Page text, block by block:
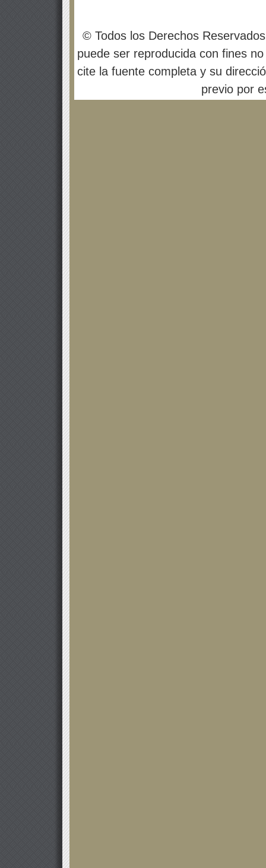
© Todos los Derechos
puede ser reproducida con fines
cite la fuente completa y su
previo por